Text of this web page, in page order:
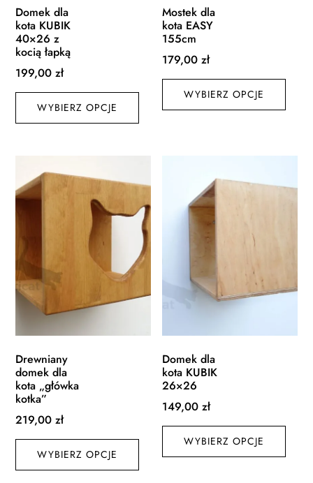
Domek dla
kota KUBIK
40×26 z
kocią łapką
199,00zł
WYBIERZ OPCJE
Ten
produkt
ma
Opcje
wybrać
na
stronie
Mostek dla
kota EASY
155cm
179,00zł
WYBIERZ OPCJE
Ten
ma
Drewniany
domek dla
kota „główka
kotka”
219,00zł
WYBIERZ OPCJE
Ten
produkt
ma
Domek dla
kota KUBIK
26×26
149,00zł
WYBIERZ OPCJE
Ten
ma